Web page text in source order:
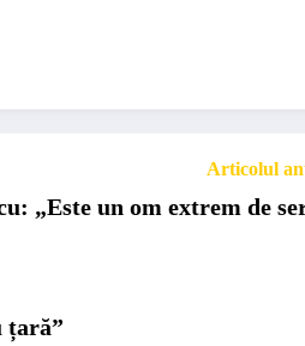
Articolul
„Este un om extrem de
țară”